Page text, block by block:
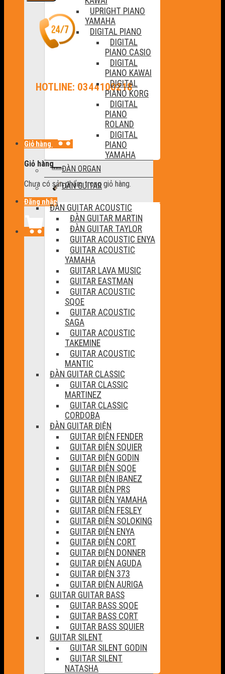
HOTLINE: 0344100218
Giỏ hàng
Giỏ hàng
Chưa có sản phẩm trong giỏ hàng.
Đăng nhập
UPRIGHT PIANO
YAMAHA
DIGITAL PIANO
DIGITAL
PIANO CASIO
DIGITAL
PIANO KAWAI
DIGITAL
PIANO KORG
DIGITAL
PIANO
ROLAND
DIGITAL
PIANO
YAMAHA
ĐÀN ORGAN
ĐÀN GUITAR
ĐÀN GUITAR ACOUSTIC
ĐÀN GUITAR MARTIN
ĐÀN GUITAR TAYLOR
GUITAR ACOUSTIC ENYA
GUITAR ACOUSTIC
YAMAHA
GUITAR LAVA MUSIC
GUITAR EASTMAN
GUITAR ACOUSTIC
SQOE
GUITAR ACOUSTIC
SAGA
GUITAR ACOUSTIC
TAKEMINE
GUITAR ACOUSTIC
MANTIC
ĐÀN GUITAR CLASSIC
GUITAR CLASSIC
MARTINEZ
GUITAR CLASSIC
CORDOBA
ĐÀN GUITAR ĐIỆN
GUITAR ĐIỆN FENDER
GUITAR ĐIỆN SQUIER
GUITAR ĐIỆN GODIN
GUITAR ĐIỆN SQOE
GUITAR ĐIỆN IBANEZ
GUITAR ĐIỆN PRS
GUITAR ĐIỆN YAMAHA
GUITAR ĐIỆN FESLEY
GUITAR ĐIỆN SOLOKING
GUITAR ĐIỆN ENYA
GUITAR ĐIỆN CORT
GUITAR ĐIỆN DONNER
GUITAR ĐIỆN AGUDA
GUITAR ĐIỆN 373
GUITAR ĐIỆN AURIGA
GUITAR GUITAR BASS
GUITAR BASS SQOE
GUITAR BASS CORT
GUITAR BASS SQUIER
GUITAR SILENT
GUITAR SILENT GODIN
GUITAR SILENT
NATASHA